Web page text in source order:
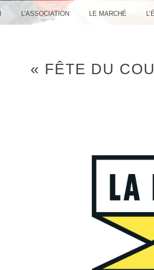
L’ASSOCIATION LE MARCHÉ
« FÊTE DU